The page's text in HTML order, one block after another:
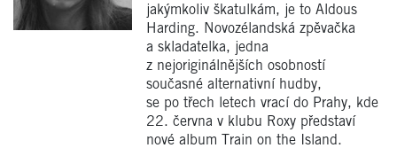
jakýmkoliv škatulkám, je to Aldous
Harding. Novozélandská zpěvačka
a skladatelka, jedna
z nejoriginálnějších osobností
současné alternativní hudby,
se po třech letech vrací do Prahy, kde
22. června v klubu Roxy představí
nové album Train on the Island.